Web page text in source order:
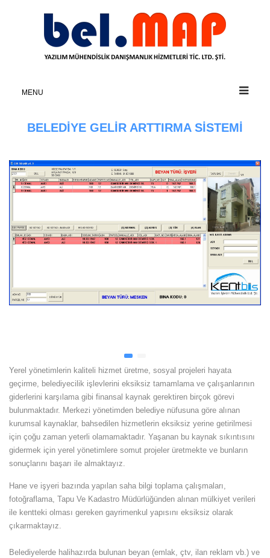
MENU
BELEDİYE GELİR ARTTIRMA SİSTEMİ
Yerel yönetimlerin kaliteli hizmet üretme, sosyal projeleri hayata
geçirme, belediyecilik işlevlerini eksiksiz tamamlama ve çalışanlarının
giderlerini karşılama gibi finansal kaynak gerektiren birçok görevi
bulunmaktadır. Merkezi yönetimden belediye nüfusuna göre alınan
kurumsal kaynaklar, bahsedilen hizmetlerin eksiksiz yerine getirilmesi
için çoğu zaman yeterli olamamaktadır. Yaşanan bu kaynak sıkıntısını
gidermek için yerel yönetimlere somut projeler üretmekte ve bunların
sonuçlarını başarı ile almaktayız.
Hane ve işyeri bazında yapılan saha bilgi toplama çalışmaları,
fotoğraflama, Tapu Ve Kadastro Müdürlüğünden alınan mülkiyet verileri
ile kentteki olması gereken gayrimenkul yapısını eksiksiz olarak
çıkarmaktayız.
Belediyelerde halihazırda bulunan beyan (emlak, çtv, ilan reklam vb.) ve